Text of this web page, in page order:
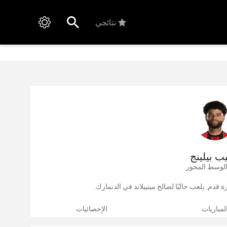
نتائجي
بيلينج
المحور
المباريات الإحصائيات